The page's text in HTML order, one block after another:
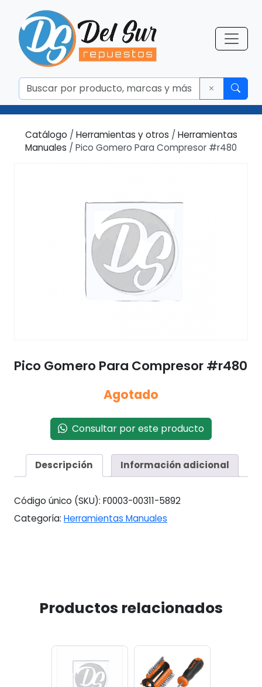
Catálogo / Herramientas y otros / Herramientas
Manuales / Pico Gomero Para Compresor #r480
Pico Gomero Para Compresor #r480
Agotado
Consultar por este producto
Descripción Información adicional
Código único (SKU): F0003-00311-5892
Categoría: Herramientas Manuales
Productos relacionados